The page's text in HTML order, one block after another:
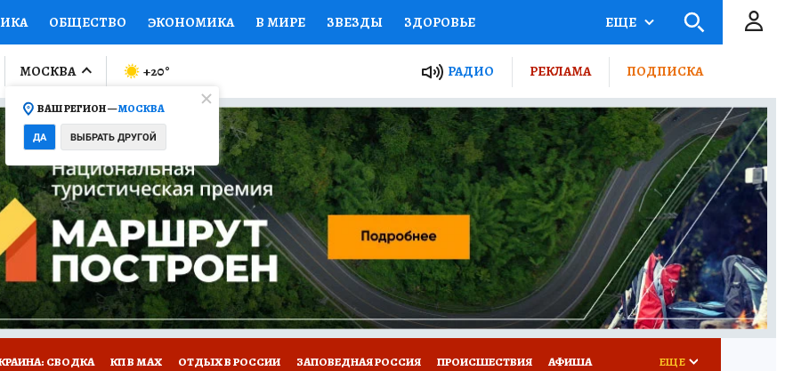
ОБЩЕСТВО ЭКОНОМИКА В МИРЕ ЗВЕЗДЫ ЗДОРОВЬЕ
ПРОИСШЕСТВИЯ НАЦИОНАЛЬНЫЕ ПРОЕКТЫ РОССИИ АФИША
ОТКРЫВАЕМ МИР Я ЗНАЮ СЕМЬЯ ЖЕНСКИЕ СЕКРЕТЫ ПУТЕВОДИТЕЛЬ
СЕРИАЛЫ СПЕЦПРОЕКТЫ ДЕФИЦИТ ЖЕЛЕЗА ТУРИЗМ
КОЛЛЕКЦИИ КОНКУРСЫ РАБОТА У НАС ГИД ПОТРЕБИТЕЛЯ ВСЕ О КП
ЕЩЕ
МОСКВА
ВАШ РЕГИОН —МОСКВА
ДА ВЫБРАТЬ ДРУГОЙ
+20° РАДИО РЕКЛАМА ПОДПИСКА
СВОДКА КП В МАХ ОТДЫХ В РОССИИ ЗАПОВЕДНАЯ РОССИЯ ПРОИСШЕСТВИЯ АФИША ЕЩЕ